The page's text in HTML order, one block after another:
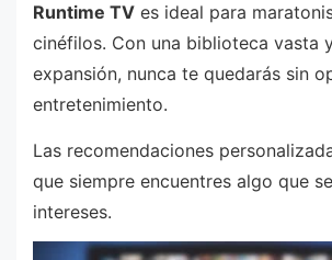
Runtime TV es ideal para
cinéfilos. Con una biblioteca vasta
expansión, nunca te quedarás sin
entretenimiento.
Las recomendaciones
que siempre encuentres algo que
intereses.